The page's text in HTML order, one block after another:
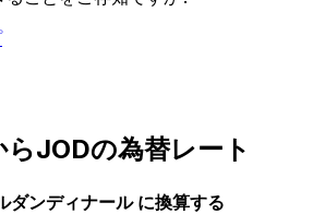
JODの為替レート
ダンディナール に換算する